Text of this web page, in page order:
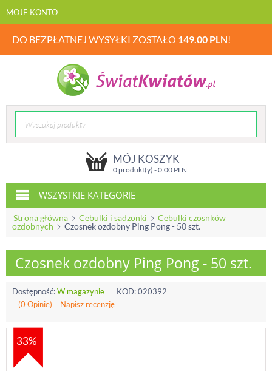
MOJE KONTO
DO BEZPŁATNEJ WYSYŁKI ZOSTAŁO 149.00 PLN!
MÓJ KOSZYK
0 produkt(y) -0.00PLN
WSZYSTKIE KATEGORIE
Strona główna Cebulki i sadzonki
Cebulki czosnków
ozdobnych
Czosnek ozdobny Ping Pong - 50 szt.
Czosnek ozdobny Ping Pong - 50 szt.
Dostępność:W magazynie KOD:020392
(0 Opinie)
Napisz recenzję
33%